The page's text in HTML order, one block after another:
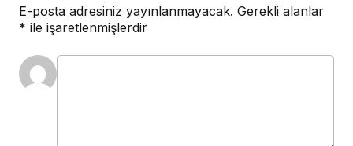
E-posta adresiniz yayınlanmayacak. Gerekli alanlar
* ile işaretlenmişlerdir